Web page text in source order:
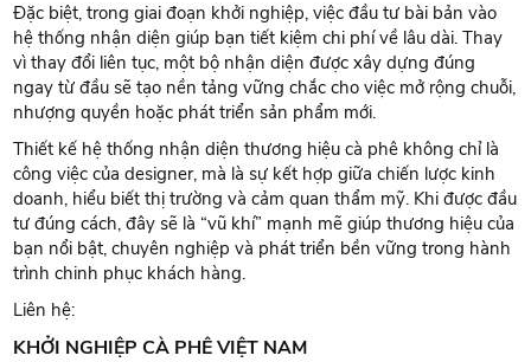
Đặc biệt, trong giai đoạn khởi nghiệp, việc đầu tư bài bản vào
hệ thống nhận diện giúp bạn tiết kiệm chi phí về lâu dài. Thay
vì thay đổi liên tục, một bộ nhận diện được xây dựng đúng
ngay từ đầu sẽ tạo nền tảng vững chắc cho việc mở rộng chuỗi,
nhượng quyền hoặc phát triển sản phẩm mới.
Thiết kế hệ thống nhận diện thương hiệu cà phê không chỉ là
công việc của designer, mà là sự kết hợp giữa chiến lược kinh
doanh, hiểu biết thị trường và cảm quan thẩm mỹ. Khi được đầu
tư đúng cách, đây sẽ là “vũ khí” mạnh mẽ giúp thương hiệu của
bạn nổi bật, chuyên nghiệp và phát triển bền vững trong hành
trình chinh phục khách hàng.
Liên hệ:
KHỞI NGHIỆP CÀ PHÊ VIỆT NAM